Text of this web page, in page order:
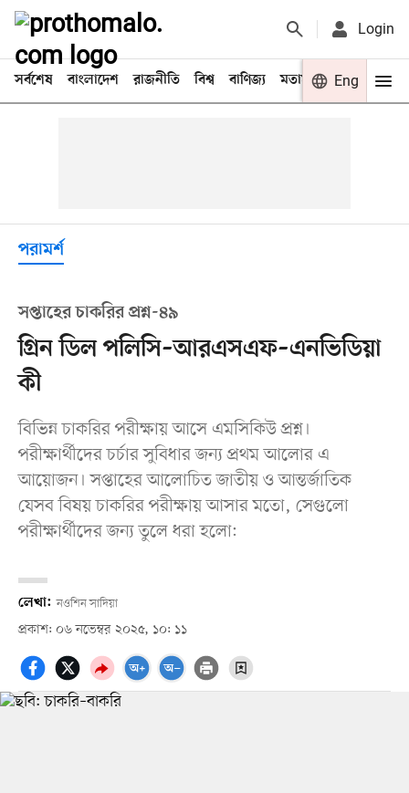
Login
সর্বশেষ বাংলাদেশ রাজনীতি বিশ্ব বাণিজ্য মতামত খেলা
Eng
পরামর্শ
সপ্তাহের চাকরির প্রশ্ন-৪৯
গ্রিন ডিল পলিসি–আরএসএফ–এনভিডিয়া
কী
বিভিন্ন চাকরির পরীক্ষায় আসে এমসিকিউ প্রশ্ন।
পরীক্ষার্থীদের চর্চার সুবিধার জন্য প্রথম আলোর এ
আয়োজন। সপ্তাহের আলোচিত জাতীয় ও আন্তর্জাতিক
যেসব বিষয় চাকরির পরীক্ষায় আসার মতো, সেগুলো
পরীক্ষার্থীদের জন্য তুলে ধরা হলো:
লেখা: নওশিন সাদিয়া
প্রকাশ: ০৬ নভেম্বর ২০২৫, ১০: ১১